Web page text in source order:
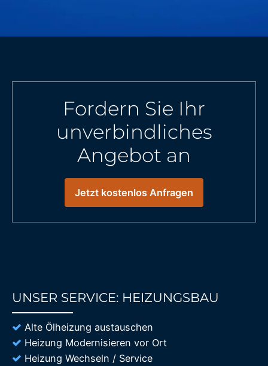
Fordern Sie Ihr
unverbindliches
Angebot an
Jetzt kostenlos Anfragen
UNSER SERVICE: HEIZUNGSBAU
Alte Ölheizung austauschen
Heizung Modernisieren vor Ort
Heizung Wechseln / Service